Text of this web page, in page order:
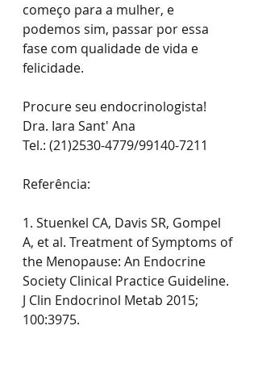
começo para a mulher, e
podemos sim, passar por essa
fase com qualidade de vida e
felicidade.
Procure seu endocrinologista!
Dra. Iara Sant' Ana
Tel.: (21)2530-4779/99140-7211
Referência:
1. Stuenkel CA, Davis SR, Gompel
A, et al. Treatment of Symptoms of
the Menopause: An Endocrine
Society Clinical Practice Guideline.
J Clin Endocrinol Metab 2015;
100:3975.